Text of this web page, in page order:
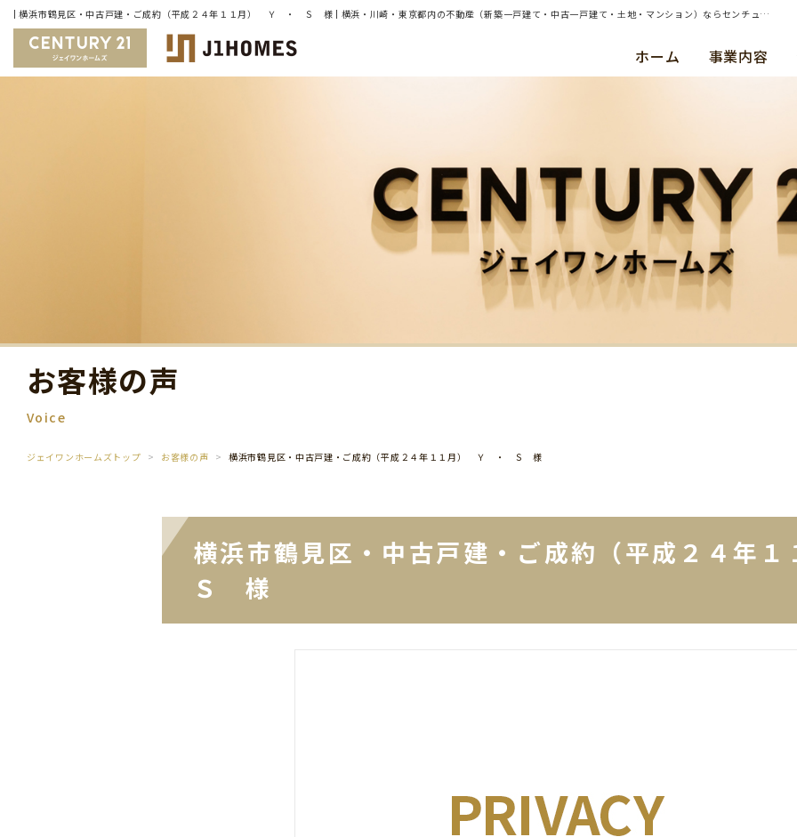
| 横浜市鶴見区・中古戸建・ご成約（平成２４年１１月） Ｙ ・ Ｓ 様 | 横浜・川崎・東京都内の不動産（新築一戸建て・中古一戸建て・土地・マンション）ならセンチュリー21ジェイワンホームズ
ホーム 事業内容
お客様の声
Voice
ジェイワンホームズトップ お客様の声 横浜市鶴見区・中古戸建・ご成約（平成２４年１１月） Ｙ ・ Ｓ 様
横浜市鶴見区・中古戸建・ご成約（平成２４
Ｓ 様